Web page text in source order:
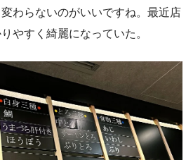
わらないのがいいですね。最近店
やすく綺麗になっていた。